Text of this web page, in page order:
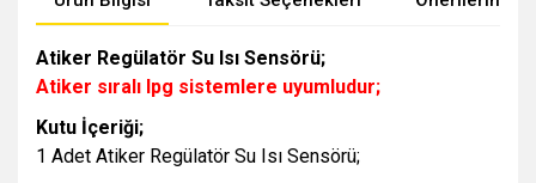
Atiker Regülatör Su Isı Sensörü;
Atiker sıralı lpg sistemlere uyumludur;
Kutu İçeriği;
1 Adet Atiker Regülatör Su Isı Sensörü;